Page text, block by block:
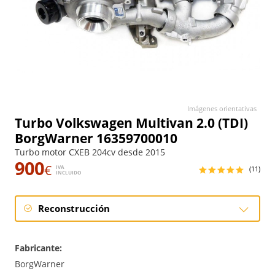
Turbo Volkswagen Multivan 2.0 (TDI)
BorgWarner 16359700010
Turbo motor CXEB 204cv desde 2015
900€
IVA
INCLUIDO
(11)
Reconstrucción
Fabricante:
BorgWarner
Imágenes orientativas